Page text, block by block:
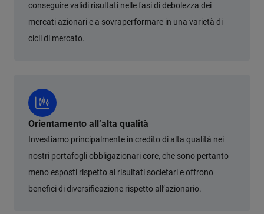
conseguire validi risultati nelle fasi di debolezza dei
mercati azionari e a sovraperformare in una varietà di
cicli di mercato.
Orientamento all’alta qualità
Investiamo principalmente in credito di alta qualità nei
nostri portafogli obbligazionari core, che sono pertanto
meno esposti rispetto ai risultati societari e offrono
benefici di diversificazione rispetto all’azionario.